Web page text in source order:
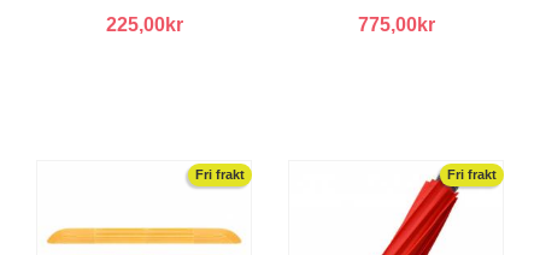
225,00kr
775,00kr
Fri frakt Fri frakt